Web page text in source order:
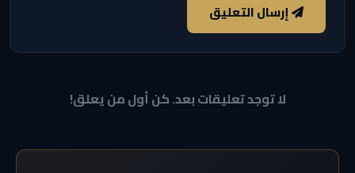
إرسال التعليق
لا توجد تعليقات بعد. كن أول من يعلق!